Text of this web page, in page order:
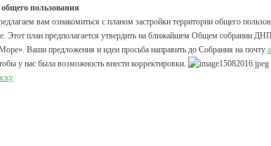
пользования
вам ознакомиться с планом застройки территории общего
Этот план предполагается утвердить на ближайшем Общем собрании ДНП
Ваши предложения и идеи просьба направить до Собрания на почту
у нас была возможность внести корректировки.